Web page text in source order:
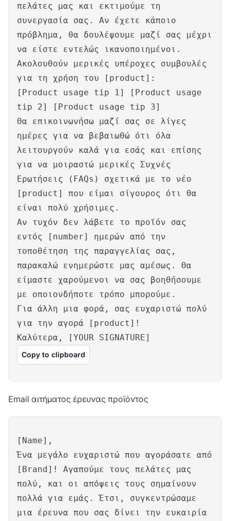
πελάτες μας και εκτιμούμε τη
συνεργασία σας. Αν έχετε κάποιο
πρόβλημα, θα δουλέψουμε μαζί σας μέχρι
να είστε εντελώς ικανοποιημένοι.
Ακολουθούν μερικές υπέροχες συμβουλές
για τη χρήση του [product]:
[Product usage tip 1] [Product usage
tip 2] [Product usage tip 3]
Θα επικοινωνήσω μαζί σας σε λίγες
ημέρες για να βεβαιωθώ ότι όλα
λειτουργούν καλά για εσάς και επίσης
για να μοιραστώ μερικές Συχνές
Ερωτήσεις (FAQs) σχετικά με το νέο
[product] που είμαι σίγουρος ότι θα
είναι πολύ χρήσιμες.
Αν τυχόν δεν λάβετε το προϊόν σας
εντός [number] ημερών από την
τοποθέτηση της παραγγελίας σας,
παρακαλώ ενημερώστε μας αμέσως. Θα
είμαστε χαρούμενοι να σας βοηθήσουμε
με οποιονδήποτε τρόπο μπορούμε.
Για άλλη μια φορά, σας ευχαριστώ πολύ
για την αγορά [product]!
Καλύτερα, [YOUR SIGNATURE]
Copy to clipboard
Email αιτήματος έρευνας προϊόντος
[Name],
Ένα μεγάλο ευχαριστώ που αγοράσατε από
[Brand]! Αγαπούμε τους πελάτες μας
πολύ, και οι απόψεις τους σημαίνουν
πολλά για εμάς. Έτσι, συγκεντρώσαμε
μια έρευνα που σας δίνει την ευκαιρία